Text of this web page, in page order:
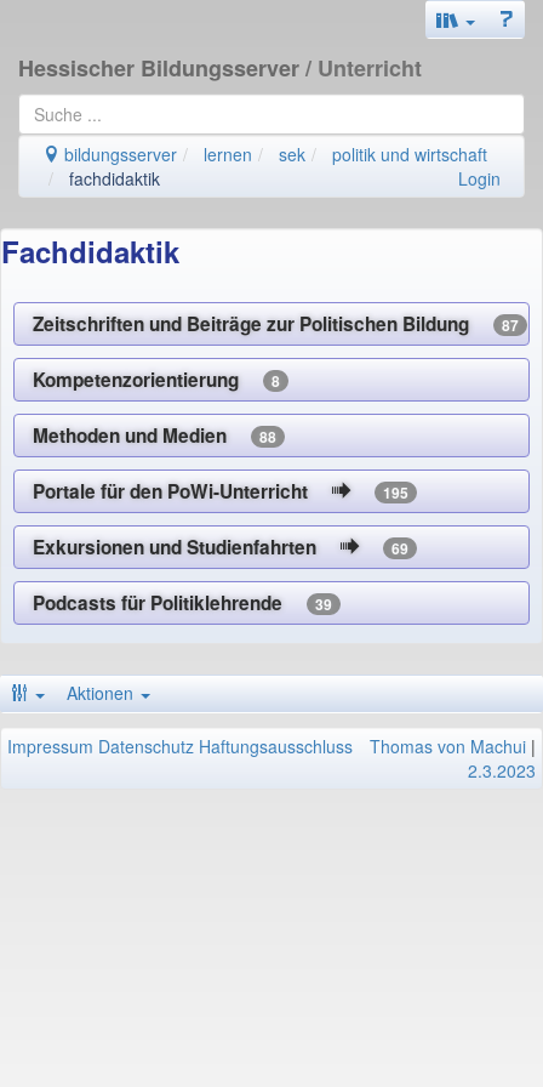
Hessischer Bildungsserver/ Unterricht
bildungsserver lernen sek
politik und wirtschaft
fachdidaktik
Login
Fachdidaktik
Zeitschriften und Beiträge zur Politischen Bildung 87
Kompetenzorientierung 8
Methoden und Medien 88
Portale für den PoWi-Unterricht 195
Exkursionen und Studienfahrten 69
Podcasts für Politiklehrende 39
Aktionen
Impressum Datenschutz Haftungsausschluss Thomas von Machui |
2.3.2023